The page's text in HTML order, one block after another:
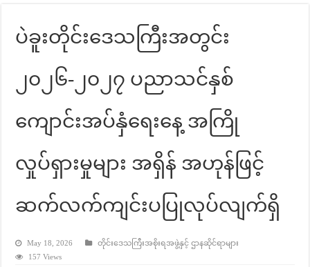
ပဲခူးတိုင်းဒေသကြီးအတွင်း
၂၀၂၆-၂၀၂၇ ပညာသင်နှစ်
ကျောင်းအပ်နှံရေးနေ့ အကြို
လှုပ်ရှားမှုများ အရှိန် အဟုန်ဖြင့်
ဆက်လက်ကျင်းပပြုလုပ်လျက်ရှိ
May 18, 2026
တိုင်းဒေသကြီးအစိုးရအဖွဲ့နှင့် ဌာနဆိုင်ရာများ
157 Views